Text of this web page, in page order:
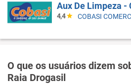
Aux De Limpeza -
4,4
O que os usuários dizem
Raia Drogasil